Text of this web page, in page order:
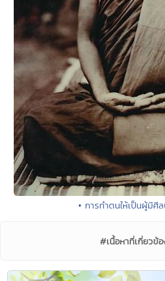
• การทำตนให้เป็นผู้มีศี
#เนื้อหาที่เกี่ยวข้